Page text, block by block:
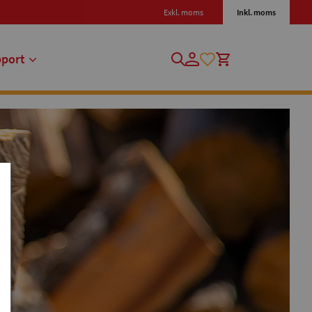
Exkl. moms Inkl. moms